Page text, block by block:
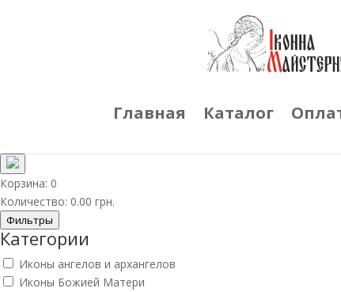
Главная Каталог
Корзина: 0
Количество: 0.00 грн.
Фильтры
Категории
Иконы ангелов и архангелов
Иконы Божией Матери